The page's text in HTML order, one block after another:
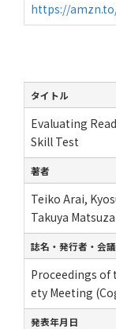
https://
タイトル
Evaluating
Skill Test
著者
Teiko Arai,
Takuya
誌名・発行者・会
Proceedings of
ety Meeting
発表年月日